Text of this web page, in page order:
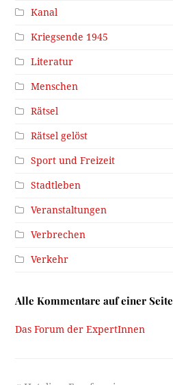
Kanal
Kriegsende 1945
Literatur
Menschen
Rätsel
Rätsel gelöst
Sport und Freizeit
Stadtleben
Veranstaltungen
Verbrechen
Verkehr
Alle Kommentare auf einer Seite
Das Forum der ExpertInnen